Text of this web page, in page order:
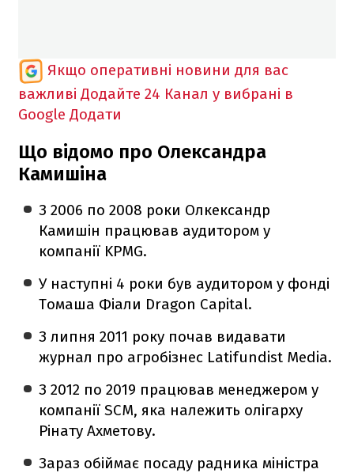
Якщо оперативні новини для вас
важливі Додайте 24 Канал у вибрані в
Google Додати
Що відомо про Олександра
Камишіна
З 2006 по 2008 роки Олкександр
Камишін працював аудитором у
компанії KPMG.
У наступні 4 роки був аудитором у фонді
Томаша Фіали Dragon Capital.
З липня 2011 року почав видавати
журнал про агробізнес Latifundist Media.
З 2012 по 2019 працював менеджером у
компанії SCM, яка належить олігарху
Рінату Ахметову.
Зараз обіймає посаду радника міністра